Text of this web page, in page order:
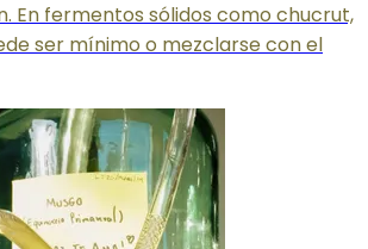
En fermentos sólidos como chucrut,
ser mínimo o mezclarse con el